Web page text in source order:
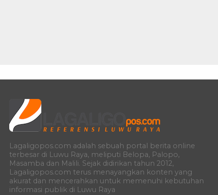
Lagaligopos.com adalah sebuah portal berita online
terbesar di Luwu Raya, meliputi Belopa, Palopo,
Masamba dan Malili. Sejak didirikan tahun 2012,
Lagaligopos.com terus menayangkan konten yang
akurat dan mencerahkan untuk memenuhi kebutuhan
informasi publik di Luwu Raya